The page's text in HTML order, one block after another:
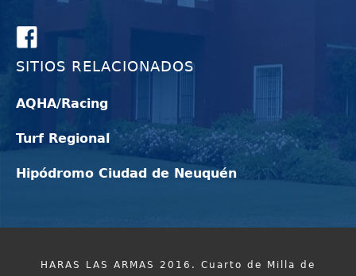
SITIOS RELACIONADOS
AQHA/Racing
Turf Regional
Hipódromo Ciudad de Neuquén
HARAS LAS ARMAS 2016. Cuarto de Milla de